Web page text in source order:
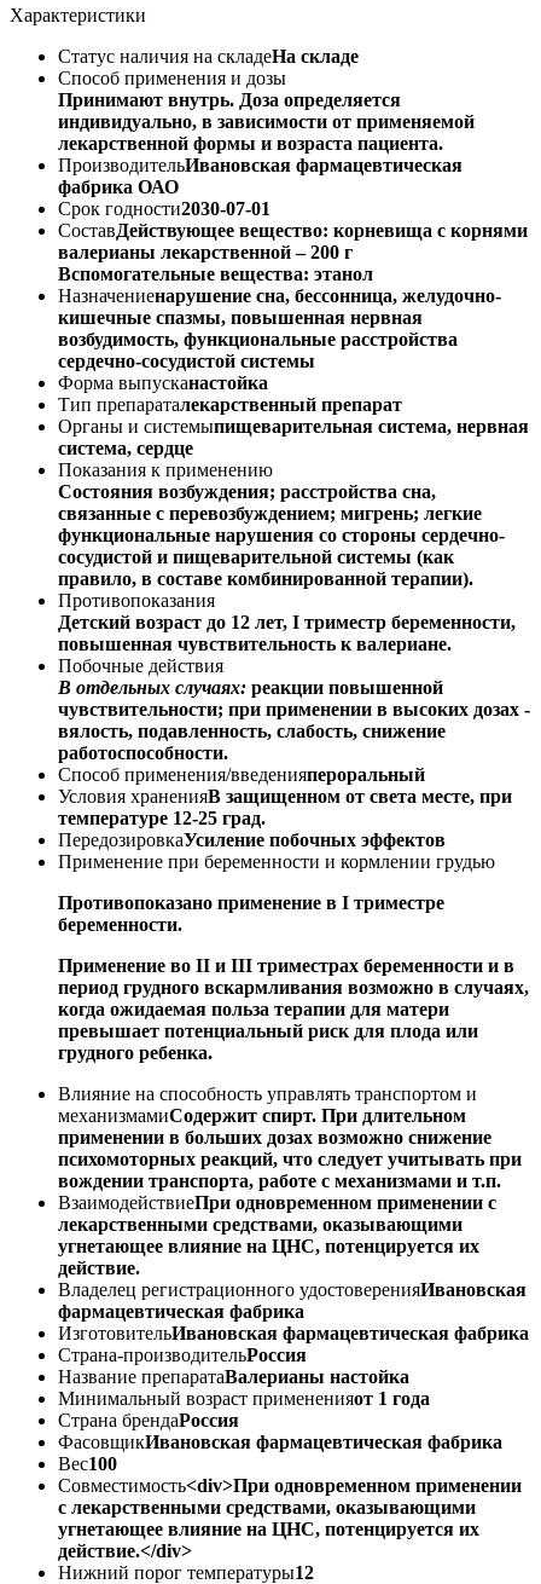
Характеристики
Статус наличия на складеНа складе
Способ применения и дозы
Принимают внутрь. Доза определяется
индивидуально, в зависимости от применяемой
лекарственной формы и возраста пациента.
ПроизводительИвановская фармацевтическая
фабрика ОАО
Срок годности2030-07-01
СоставДействующее вещество: корневища с корнями
валерианы лекарственной – 200 г
Вспомогательные вещества: этанол
Назначениенарушение сна, бессонница, желудочно-
кишечные спазмы, повышенная нервная
возбудимость, функциональные расстройства
сердечно-сосудистой системы
Форма выпусканастойка
Тип препараталекарственный препарат
Органы и системыпищеварительная система, нервная
система, сердце
Показания к применению
Состояния возбуждения; расстройства сна,
связанные с перевозбуждением; мигрень; легкие
функциональные нарушения со стороны сердечно-
сосудистой и пищеварительной системы (как
правило, в составе комбинированной терапии).
Противопоказания
Детский возраст до 12 лет, I триместр беременности,
повышенная чувствительность к валериане.
Побочные действия
В отдельных случаях: реакции повышенной
чувствительности; при применении в высоких дозах -
вялость, подавленность, слабость, снижение
работоспособности.
Способ применения/введенияпероральный
Условия храненияВ защищенном от света месте, при
температуре 12-25 град.
ПередозировкаУсиление побочных эффектов
Применение при беременности и кормлении грудью
Противопоказано применение в I триместре
беременности.
Применение во II и III триместрах беременности и в
период грудного вскармливания возможно в случаях,
когда ожидаемая польза терапии для матери
превышает потенциальный риск для плода или
грудного ребенка.
Влияние на способность управлять транспортом и
механизмамиСодержит спирт. При длительном
применении в больших дозах возможно снижение
психомоторных реакций, что следует учитывать при
вождении транспорта, работе с механизмами и т.п.
ВзаимодействиеПри одновременном применении с
лекарственными средствами, оказывающими
угнетающее влияние на ЦНС, потенцируется их
действие.
Владелец регистрационного удостоверенияИвановская
фармацевтическая фабрика
ИзготовительИвановская фармацевтическая фабрика
Страна-производительРоссия
Название препаратаВалерианы настойка
Минимальный возраст примененияот 1 года
Страна брендаРоссия
ФасовщикИвановская фармацевтическая фабрика
Вес100
Совместимость<div>При одновременном применении
с лекарственными средствами, оказывающими
угнетающее влияние на ЦНС, потенцируется их
действие.</div>
Нижний порог температуры12